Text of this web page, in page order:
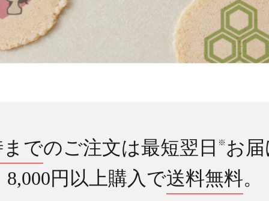
までのご注文は最短翌日 ※ お
8,000円以上購入で送料無料。